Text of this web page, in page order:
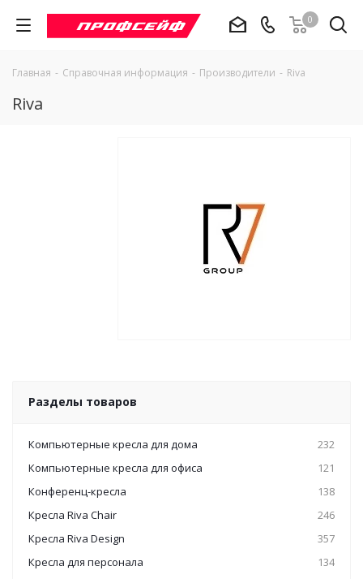
0
Главная - Справочная информация - Производители - Riva
Riva
Разделы товаров
Компьютерные кресла для дома
232
Компьютерные кресла для офиса
121
Конференц-кресла
138
Кресла Riva Chair
246
Кресла Riva Design
357
Кресла для персонала
134